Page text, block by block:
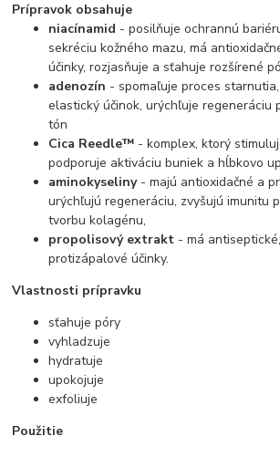
Prípravok obsahuje
niacínamid - posilňuje ochrannú
sekréciu kožného mazu, má
účinky, rozjasňuje a sťahuje rozšírené
adenozín - spomaľuje proces
elastický účinok, urýchľuje regeneráciu
tón
Cica Reedle™ - komplex, ktorý
podporuje aktiváciu buniek a hĺbkovo
aminokyseliny - majú antioxidačné a
urýchľujú regeneráciu, zvyšujú imunitu
tvorbu kolagénu,
propolisový extrakt - má
protizápalové účinky.
Vlastnosti prípravku
sťahuje póry
vyhladzuje
hydratuje
upokojuje
exfoliuje
Použitie